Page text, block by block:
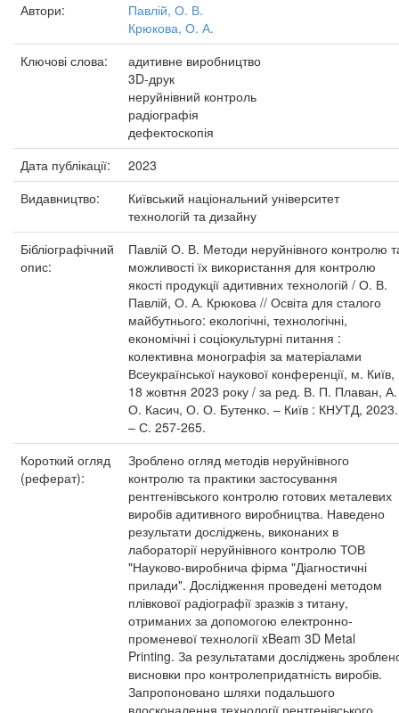
Автори:
Павлій, О. В.
Крюкова, О. А.
Ключові слова:
адитивне виробництво
3D-друк
неруйнівний контроль
радіографія
дефектоскопія
Дата публікації:
2023
Видавництво:
Київський національний університет
технологій та дизайну
Бібліографічний
опис:
Павлій О. В. Методи неруйнівного контролю
можливості їх використання для контролю
якості продукції адитивних технологій / О. В.
Павлій, О. А. Крюкова // Освіта для сталого
майбутнього: екологічні, технологічні,
економічні і соціокультурні питання :
колективна монографія за матеріалами
Всеукраїнської наукової конференції, м. Київ,
18 жовтня 2023 року / за ред. В. П. Плаван, А.
О. Касич, О. О. Бутенко. – Київ : КНУТД, 2023.
– С. 257-265.
Короткий огляд
(реферат):
Зроблено огляд методів неруйнівного
контролю та практики застосування
рентгенівського контролю готових металевих
виробів адитивного виробництва. Наведено
результати досліджень, виконаних в
лабораторії неруйнівного контролю ТОВ
"Науково-виробнича фірма "Діагностичні
прилади". Дослідження проведені методом
плівкової радіографії зразків з титану,
отриманих за допомогою електронно-
променевої технології xBeam 3D Metal
Printing. За результатами досліджень
висновки про контролепридатність виробів.
Запропоновано шляхи подальшого
вдосконалення технології рентгенівського